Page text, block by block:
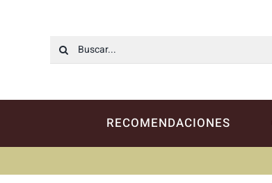
Buscar:
RECOMENDACIONES